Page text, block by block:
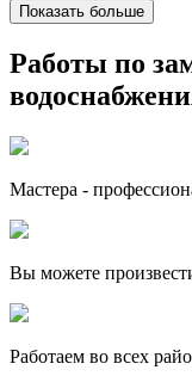
Показать больше
Работы по
Мастера -
Вы можете
Работаем во всех